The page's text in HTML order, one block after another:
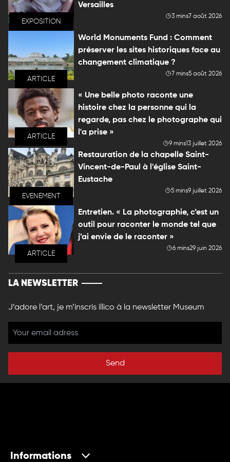
EXPOSITION
Versailles
3 mins7 août 2026
ARTICLE
World Monuments Fund : Comment
préserver les sites historiques face au
changement climatique ?
7 mins5 août 2026
ARTICLE
« Une belle photo raconte une
histoire chez la personne qui la
regarde, pas chez le photographe qui
l'a prise »
9 mins13 juillet 2026
EVENEMENT
Restauration de la chapelle Saint-
Vincent-de-Paul à l'église Saint-
Eustache
5 mins9 juillet 2026
ARTICLE
Entretien. « La photographie, c’est un
outil pour raconter le monde tel que
j’ai envie de le raconter »
6 mins29 juin 2026
LA NEWSLETTER
J’adore l’art, je m’inscris illico à la newsletter Museum
Send
Informations